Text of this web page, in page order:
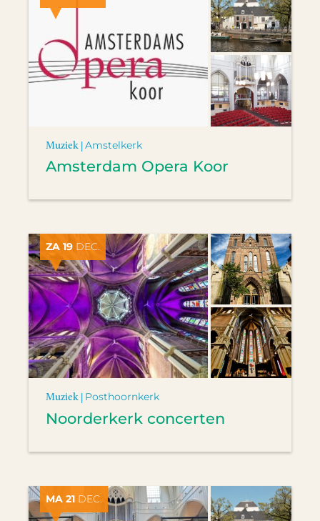
Muziek |Amstelkerk
Amsterdam Opera Koor
ZA 19 DEC.
Muziek | Posthoornkerk
Noorderkerk concerten
MA 21 DEC.